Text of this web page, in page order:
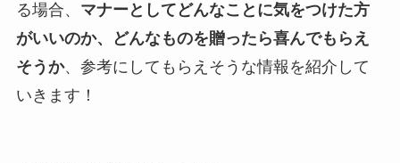
る場合、 マナーとしてどんなことに気をつけた方
がいいのか、どんなものを贈ったら喜んでもらえ
そうか、参考にしてもらえそうな情報を紹介して
いきます！